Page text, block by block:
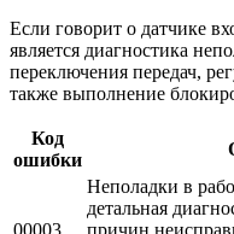
Если говорит о датчике
является диагностика
переключения передач,
также выполнение
Код
ошибки
Неполадки в
детальная